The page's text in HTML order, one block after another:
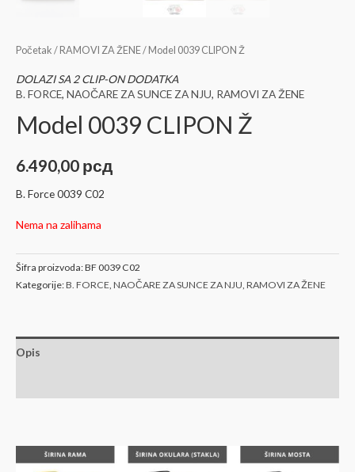
Početak / RAMOVI ZA ŽENE/ Model 0039 CLIPON Ž
DOLAZI SA 2 CLIP-ON DODATKA
B. FORCE, NAOČARE ZA SUNCE ZA NJU, RAMOVI ZA ŽENE
Model 0039 CLIPON Ž
6.490,00 рсд
B. Force 0039 C02
Nema na zalihama
Šifra proizvoda:BF 0039 C02
Kategorije:B. FORCE NAOČARE ZA SUNCE ZA NJU RAMOVI ZA ŽENE
Opis